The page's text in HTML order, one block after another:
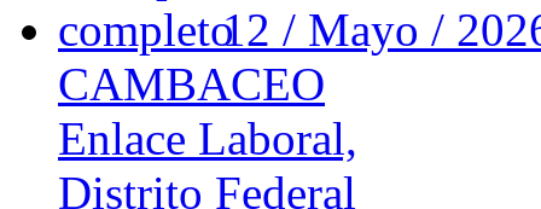
12 / Mayo /
CAMBACEO
Enlace Laboral,
Distrito Federal